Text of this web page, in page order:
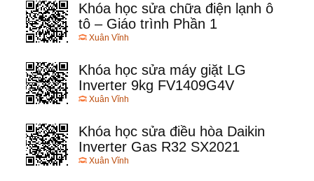
Khóa học sửa chữa điện lạnh ô
tô – Giáo trình Phần 1
Xuân Vĩnh
Khóa học sửa máy giặt LG
Inverter 9kg FV1409G4V
Xuân Vĩnh
Khóa học sửa điều hòa Daikin
Inverter Gas R32 SX2021
Xuân Vĩnh